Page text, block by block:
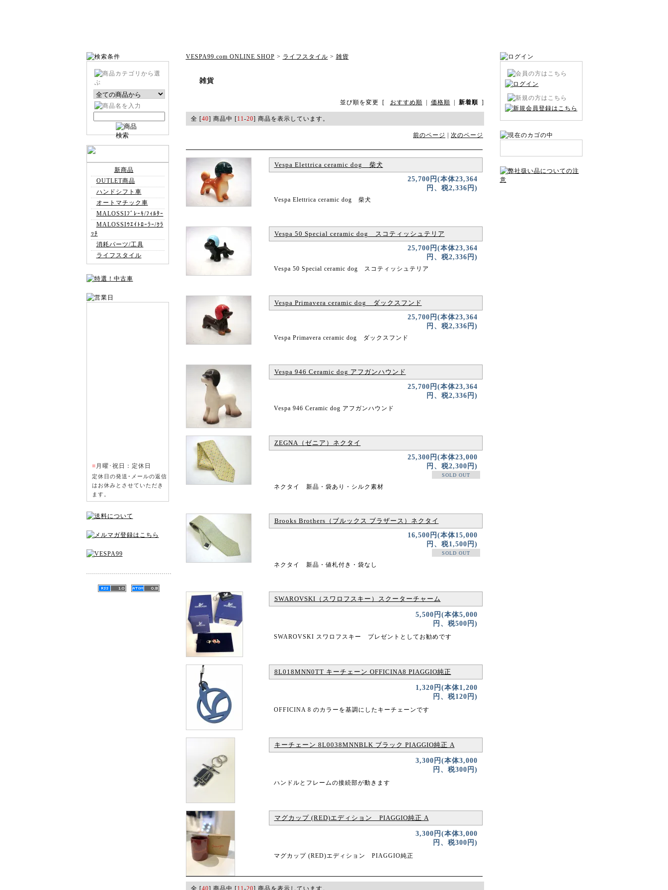
新商品
OUTLET商品
ハンドシフト車
オートマチック車
MALOSSIﾌﾞﾚｰｷ/ﾌｨﾙﾀｰ
MALOSSIｳｴｲﾄﾛｰﾗｰ/ｸﾗ
ｯﾁ
消耗パーツ/工具
ライフスタイル
■ 月曜･祝日：定休日
定休日の発送･メールの返信
はお休みとさせていただき
ます。
VESPA99.com ONLINE SHOP > ライフスタイル > 雑貨
雑貨
並び順を変更 [ おすすめ順 価格順 新着順 ]
全 [40] 商品中 [11-20] 商品を表示しています。
前のページ 次のページ
Vespa Elettrica ceramic dog 柴犬
25,700円(本体23,364
円、税2,336円)
Vespa Elettrica ceramic dog 柴犬
Vespa 50 Special ceramic dog スコティッシュテリア
25,700円(本体23,364
円、税2,336円)
Vespa 50 Special ceramic dog スコティッシュテリア
Vespa Primavera ceramic dog ダックスフンド
25,700円(本体23,364
円、税2,336円)
Vespa Primavera ceramic dog ダックスフンド
Vespa 946 Ceramic dog アフガンハウンド
25,700円(本体23,364
円、税2,336円)
Vespa 946 Ceramic dog アフガンハウンド
ZEGNA（ゼニア）ネクタイ
25,300円(本体23,000
円、税2,300円)
SOLD OUT
ネクタイ 新品・袋あり・シルク素材
Brooks Brothers（ブルックス ブラザース）ネクタイ
16,500円(本体15,000
円、税1,500円)
SOLD OUT
ネクタイ 新品・値札付き・袋なし
SWAROVSKI（スワロフスキー）スクーターチャーム
5,500円(本体5,000
円、税500円)
SWAROVSKI スワロフスキー プレゼントとしてお勧めです
8L018MNN0TT キーチェーン OFFICINA8 PIAGGIO純正
1,320円(本体1,200
円、税120円)
OFFICINA 8 のカラーを基調にしたキーチェーンです
キーチェーン 8L0038MNNBLK ブラック PIAGGIO純正 A
3,300円(本体3,000
円、税300円)
ハンドルとフレームの接続部が動きます
マグカップ (RED)エディション PIAGGIO純正 A
3,300円(本体3,000
円、税300円)
マグカップ (RED)エディション PIAGGIO純正
全 [40] 商品中 [11 -20] 商品を表示しています。